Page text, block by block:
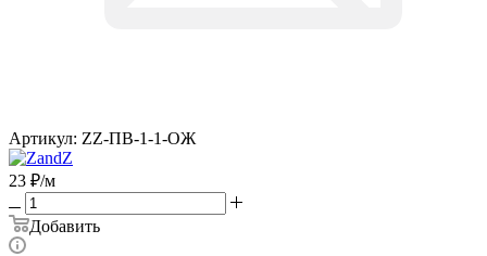
Артикул: ZZ-ПВ-1-1-ОЖ
23 ₽/м
Добавить